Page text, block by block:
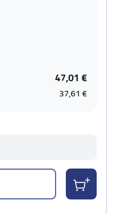
47,01 €
37,61 €